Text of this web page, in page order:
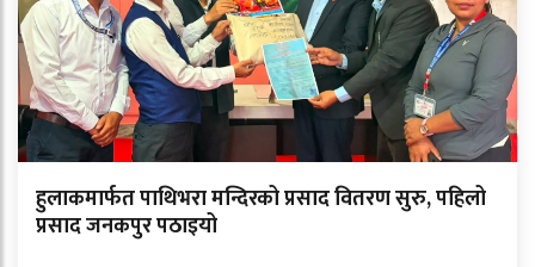
हुलाकमार्फत पाथिभरा मन्दिरको प्रसाद वितरण सुरु, पहिलो
प्रसाद जनकपुर पठाइयो